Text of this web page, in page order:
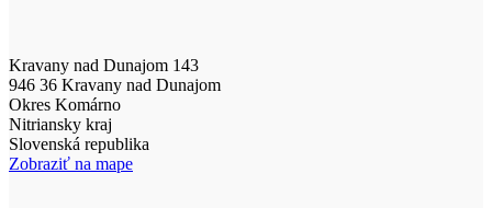
Kravany nad Dunajom 143
946 36 Kravany nad Dunajom
Okres Komárno
Nitriansky kraj
Slovenská republika
Zobraziť na mape